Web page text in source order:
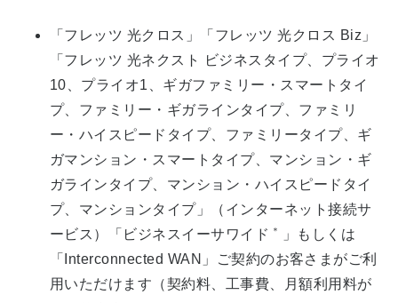
「フレッツ 光クロス」「フレッツ 光クロス Biz」
「フレッツ 光ネクスト ビジネスタイプ、プライオ
10、プライオ1、ギガファミリー・スマートタイ
プ、ファミリー・ギガラインタイプ、ファミリ
ー・ハイスピードタイプ、ファミリータイプ、ギ
ガマンション・スマートタイプ、マンション・ギ
ガラインタイプ、マンション・ハイスピードタイ
プ、マンションタイプ」（インターネット接続サ
ービス）「ビジネスイーサワイド
＊
」もしくは
「Interconnected WAN」ご契約のお客さまがご利
用いただけます（契約料、工事費、月額利用料が